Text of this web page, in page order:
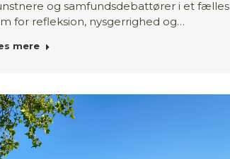
og samfundsdebattører i et fælles
for refleksion, nysgerrighed og…
mere